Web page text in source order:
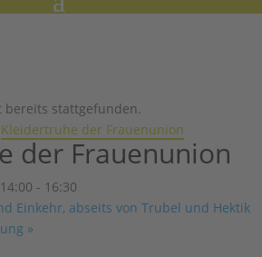
bereits stattgefunden.
Kleidertruhe der Frauenunion
der Frauenunion
- 16:30
Einkehr, abseits von Trubel und Hektik
»